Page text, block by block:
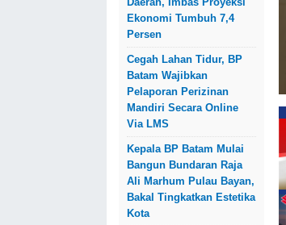
Ekonomi Tumbuh 7,4
Persen
Cegah Lahan Tidur, BP
Batam Wajibkan
Pelaporan Perizinan
Mandiri Secara Online
Via LMS
Kepala BP Batam Mulai
Bangun Bundaran Raja
Ali Marhum Pulau Bayan,
Bakal Tingkatkan Estetika
Kota